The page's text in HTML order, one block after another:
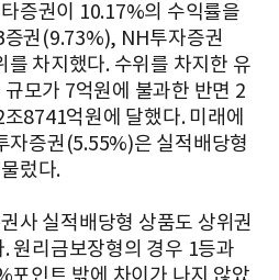
증권이 10.17%의 수익률을
증권(9.73%), NH투자증권
차지했다. 수위를 차지한 유
모가 7억원에 불과한 반면 2
8741억원에 달했다. 미래에
자증권(5.55%)은 실적배당형
렀다.
사 실적배당형 상품도 상위권
원리금보장형의 경우 1등과